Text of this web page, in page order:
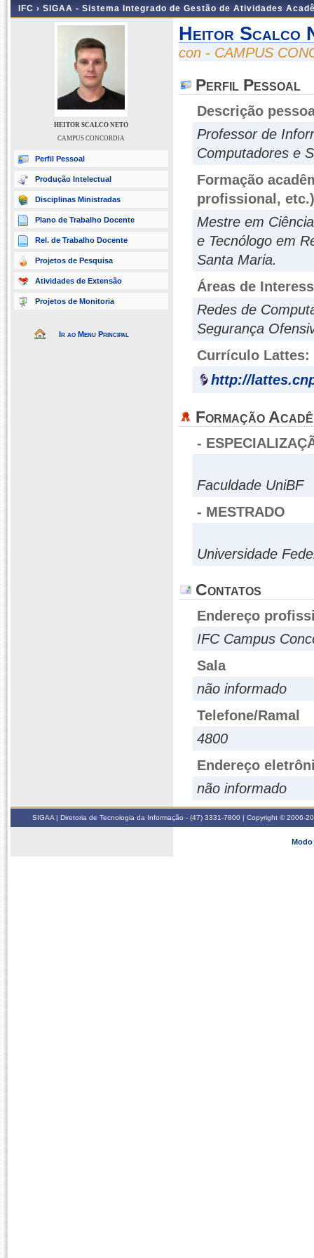
IFC › SIGAA - Sistema Integrado de Gestão de Atividades
HEITOR SCALCO NETO
CAMPUS CONCORDIA
Perfil Pessoal
Produção Intelectual
Disciplinas Ministradas
Plano de Trabalho Docente
Rel. de Trabalho Docente
Projetos de Pesquisa
Atividades de Extensão
Projetos de Monitoria
Ir ao Menu Principal
Heitor Scalco
con - CAMPUS
Perfil Pessoal
Descrição
Professor de
Computadores e
Formação
profissional, etc.)
Mestre em
e Tecnólogo em
Santa Maria.
Áreas de
Redes de
Segurança
Currículo Lattes:
http://
Formação
-
Faculdade UniBF
- MESTRADO
Universidade
Contatos
Endereço
IFC Campus
Sala
não informado
Telefone/Ramal
4800
Endereço
não informado
SIGAA | Diretoria de Tecnologia da Informação - (47) 3331-7800 | Copyright © 2006-
Modo